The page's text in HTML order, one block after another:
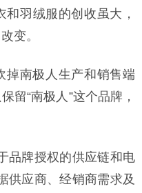
羽绒服的创收虽大，
变。
南极人生产和销售端
留“南极人”这个品牌，
品牌授权的供应链和电
供应商、经销商需求及